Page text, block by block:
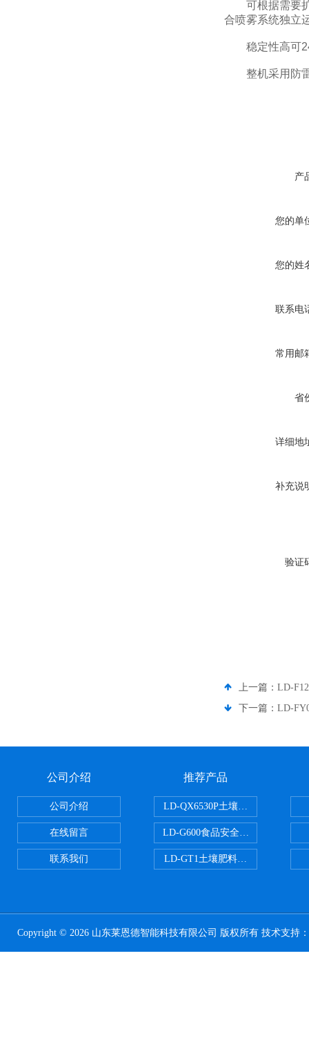
可根据需要扩
合喷雾系统独立
稳定性高可24
整机采用防雷
产
您的单
您的姓
联系电
常用邮
省
详细地
补充说
验证
上一篇： LD-
下一篇： LD-
公司介绍
公司介绍
在线留言
联系我们
推荐产品
LD-QX6530P土壤氧化还原电位检
LD-G600食品安全检测仪
LD-GT1土壤肥料养分检测仪
Copyright © 2026 山东莱恩德智能科技有限公司 版权所有 技术支持：